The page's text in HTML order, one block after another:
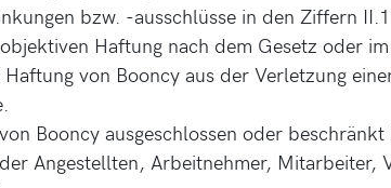
bzw. -ausschlüsse in den Ziffern
Haftung nach dem Gesetz oder
von Booncy aus der Verletzung
Booncy ausgeschlossen oder
Angestellten, Arbeitnehmer, Mitarbeiter,